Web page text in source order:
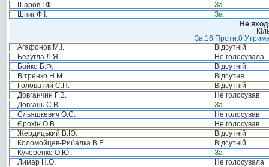
Шаров І.Ф.
За
Шпиг Ф.І.
За
Не
За:16 Проти:0
Агафонов М.І.
Відсутній
Безугла Л.Я.
Не голосувала
Бойко Б.Ф.
Відсутній
Вітренко Н.М.
Відсутня
Головатий С.П.
Відсутній
Довганчин Г.В.
Не голосував
Довгань С.В.
За
Єльяшкевич О.С.
Не голосував
Єрохін О.В.
Не голосував
Жердицький В.Ю.
Відсутній
Коломойцев-Рибалка В.Е.
Відсутній
Кучеренко О.Ю.
За
Лимар Н.О.
Не голосувала